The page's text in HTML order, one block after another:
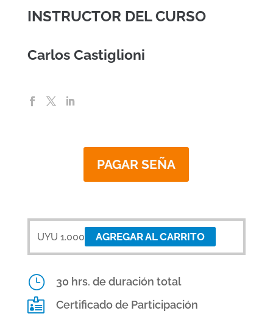
INSTRUCTOR DEL CURSO
Carlos Castiglioni
PAGAR SEÑA
UYU 1.000 AGREGAR AL CARRITO
} 30 hrs. de duración total
 Certificado de Participación